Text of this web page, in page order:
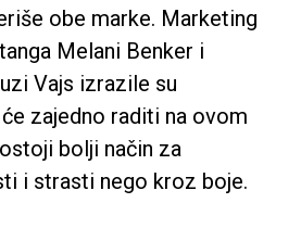
obe marke. Marketing
Melani Benker i
Vajs izrazile su
zajedno raditi na ovom
bolji način za
i strasti nego kroz boje.